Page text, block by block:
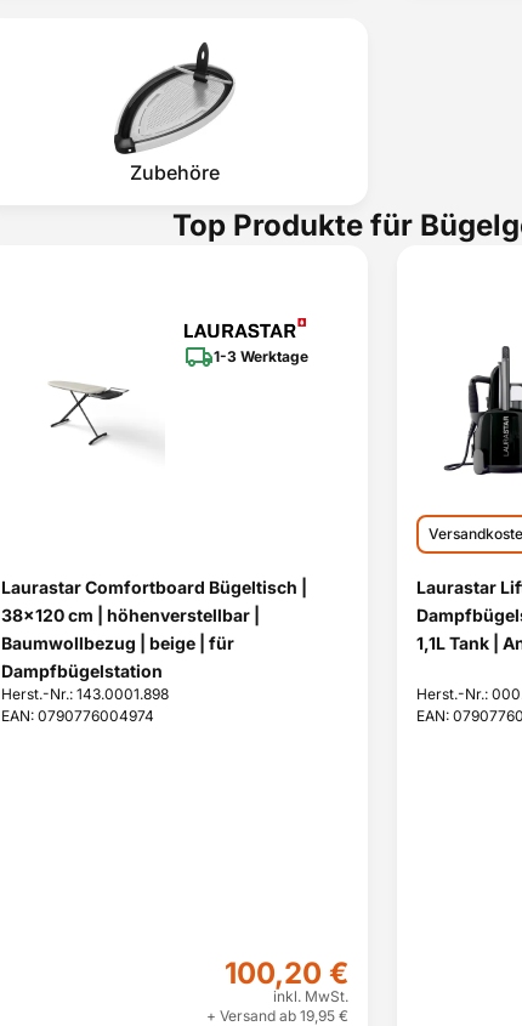
Zubehöre
Top Produkte für
1-3 Werktage
Laurastar Comfortboard Bügeltisch |
38x120 cm | höhenverstellbar |
Baumwollbezug | beige | für
Dampfbügelstation
Herst.-Nr.: 143.0001.898
EAN: 0790776004974
100,20 €
inkl. MwSt.
+ Versand ab 19,95 €
Laurastar
1,1L Tank |
Herst.-Nr.:
EAN: